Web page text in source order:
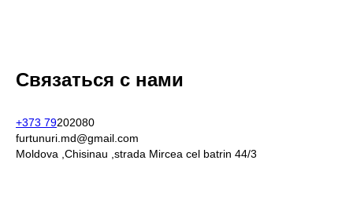
Связаться с нами
+373 79202080
furtunuri.md@gmail.com
Moldova ,Chisinau ,strada Mircea cel batrin 44/3